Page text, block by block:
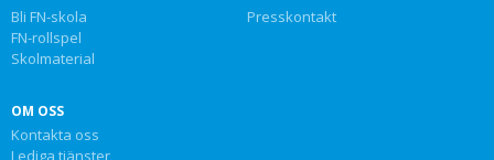
Bli FN-skola
FN-rollspel
Skolmaterial
Presskontakt
OM OSS
Kontakta oss
Lediga tjänster